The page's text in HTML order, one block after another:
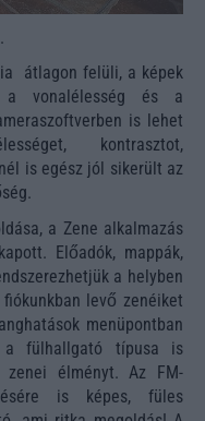
átlagon felüli, a képek
a vonalélesség és a
is lehet
kontrasztot,
is egész jól sikerült az
a Zene alkalmazás
Előadók, mappák,
a helyben
levő zenéiket
menüpontban
a fülhallgató típusa is
zenei élményt. Az FM-
is képes, füles